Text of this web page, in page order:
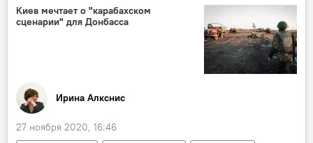
торговля
Киев мечтает о "карабахском
сценарии" для Донбасса
Иринa Алкснис
27 ноября 2020, 16:46